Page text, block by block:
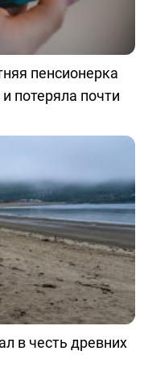
пенсионерка
потеряла почти
в честь древних